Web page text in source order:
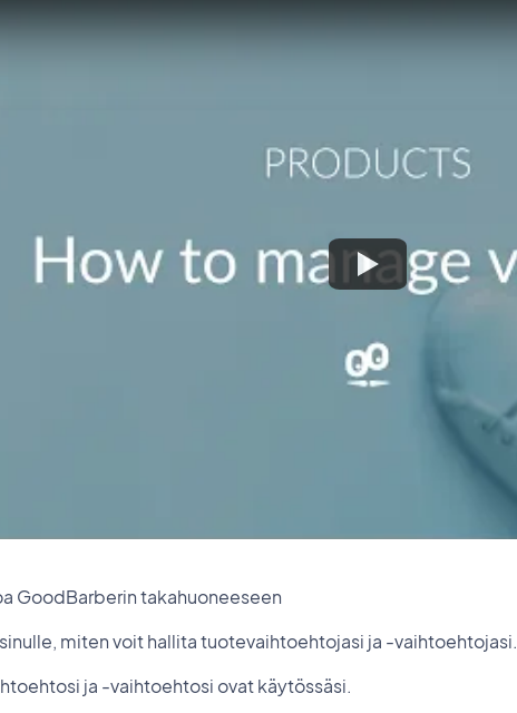
GoodBarberin takahuoneeseen
sinulle, miten voit hallita tuotevaihtoehtojasi ja -vaihtoehtojasi.
ja -vaihtoehtosi ovat käytössäsi.